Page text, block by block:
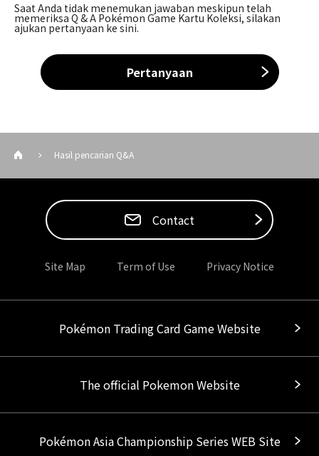
Saat Anda tidak menemukan jawaban meskipun telah
memeriksa Q & A Pokémon Game Kartu Koleksi, silakan
ajukan pertanyaan ke sini.
Pertanyaan
Hasil pencarian Q&A
Contact
Site Map Term of Use Privacy Notice
Pokémon Trading Card Game Website
The official Pokemon Website
Pokémon Asia Championship Series WEB Site